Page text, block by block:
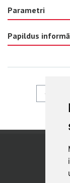
Parametri
Papildus